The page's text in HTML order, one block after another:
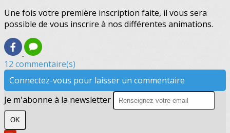
Une fois votre première inscription faite, il vous sera
possible de vous inscrire à nos différentes animations.
12 commentaire(s)
Connectez-vous pour laisser un commentaire
Je m'abonne à la newsletter
OK